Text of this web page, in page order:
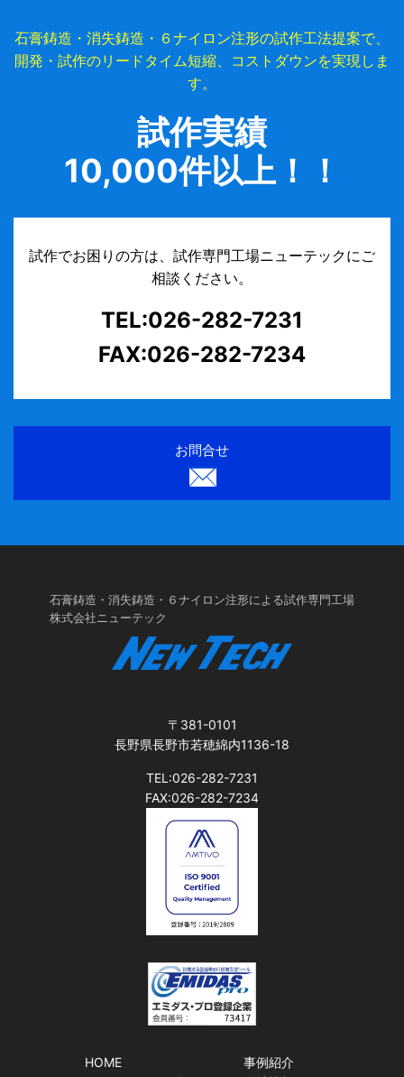
石膏鋳造・消失鋳造・６ナイロン注形の試作工法提案で、
開発・試作のリードタイム短縮、コストダウンを実現しま
す。
試作実績
10,000件以上！！
試作でお困りの方は、試作専門工場ニューテックにご
相談ください。
TEL:026-282-7231
FAX:026-282-7234
お問合せ
石膏鋳造・消失鋳造・６ナイロン注形による試作専門工場
株式会社ニューテック
〒381-0101
長野県長野市若穂綿内1136-18
TEL:026-282-7231
FAX:026-282-7234
HOME
事例紹介